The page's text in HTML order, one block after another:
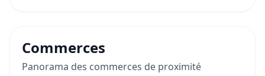
Commerces
Panorama des commerces de proximité